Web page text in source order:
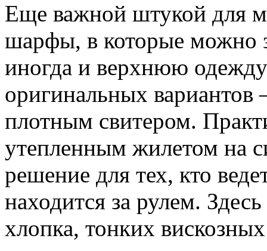
Еще важной штукой для
шарфы, в которые можно
иногда и верхнюю
оригинальных
плотным свитером.
утепленным жилетом на
решение для тех, кто
находится за рулем.
хлопка, тонких